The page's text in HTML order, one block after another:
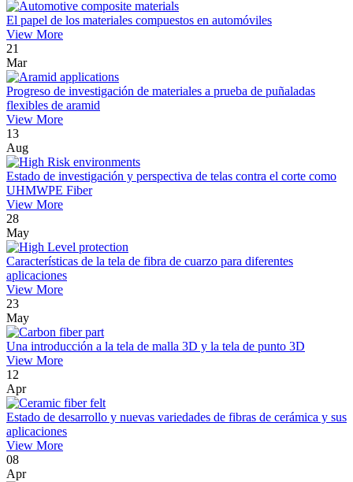
El papel de los materiales compuestos en automóviles
View More
21
Mar
Progreso de investigación de materiales a prueba de puñaladas
flexibles de aramid
View More
13
Aug
Estado de investigación y perspectiva de telas contra el corte como
UHMWPE Fiber
View More
28
May
Características de la tela de fibra de cuarzo para diferentes
aplicaciones
View More
23
May
Una introducción a la tela de malla 3D y la tela de punto 3D
View More
12
Apr
Estado de desarrollo y nuevas variedades de fibras de cerámica y sus
aplicaciones
View More
08
Apr